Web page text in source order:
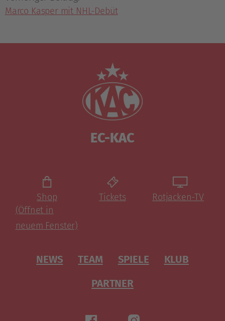
Marco Kasper mit NHL-Debüt
EC-KAC
Shop
(Öffnet in
neuem Fenster)
Tickets Rotjacken-TV
NEWS TEAM SPIELE
KLUB
PARTNER